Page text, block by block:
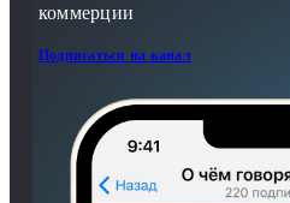
коммерции
Подписаться на канал